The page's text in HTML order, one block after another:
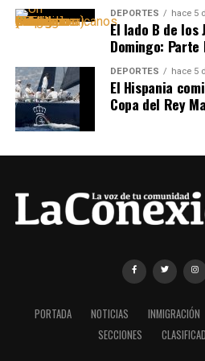
DEPORTES hace 5
El lado B de los
Domingo: Parte
DEPORTES hace 5
El Hispania
Copa del Rey
PORTADA NOTICIAS INMIGRACIÓN
SECCIONES